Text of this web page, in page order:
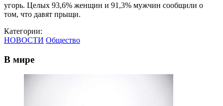
угорь. Целых 93,6% женщин и 91,3% мужчин сообщили о
том, что давят прыщи.
Категории:
НОВОСТИ Общество
В мире